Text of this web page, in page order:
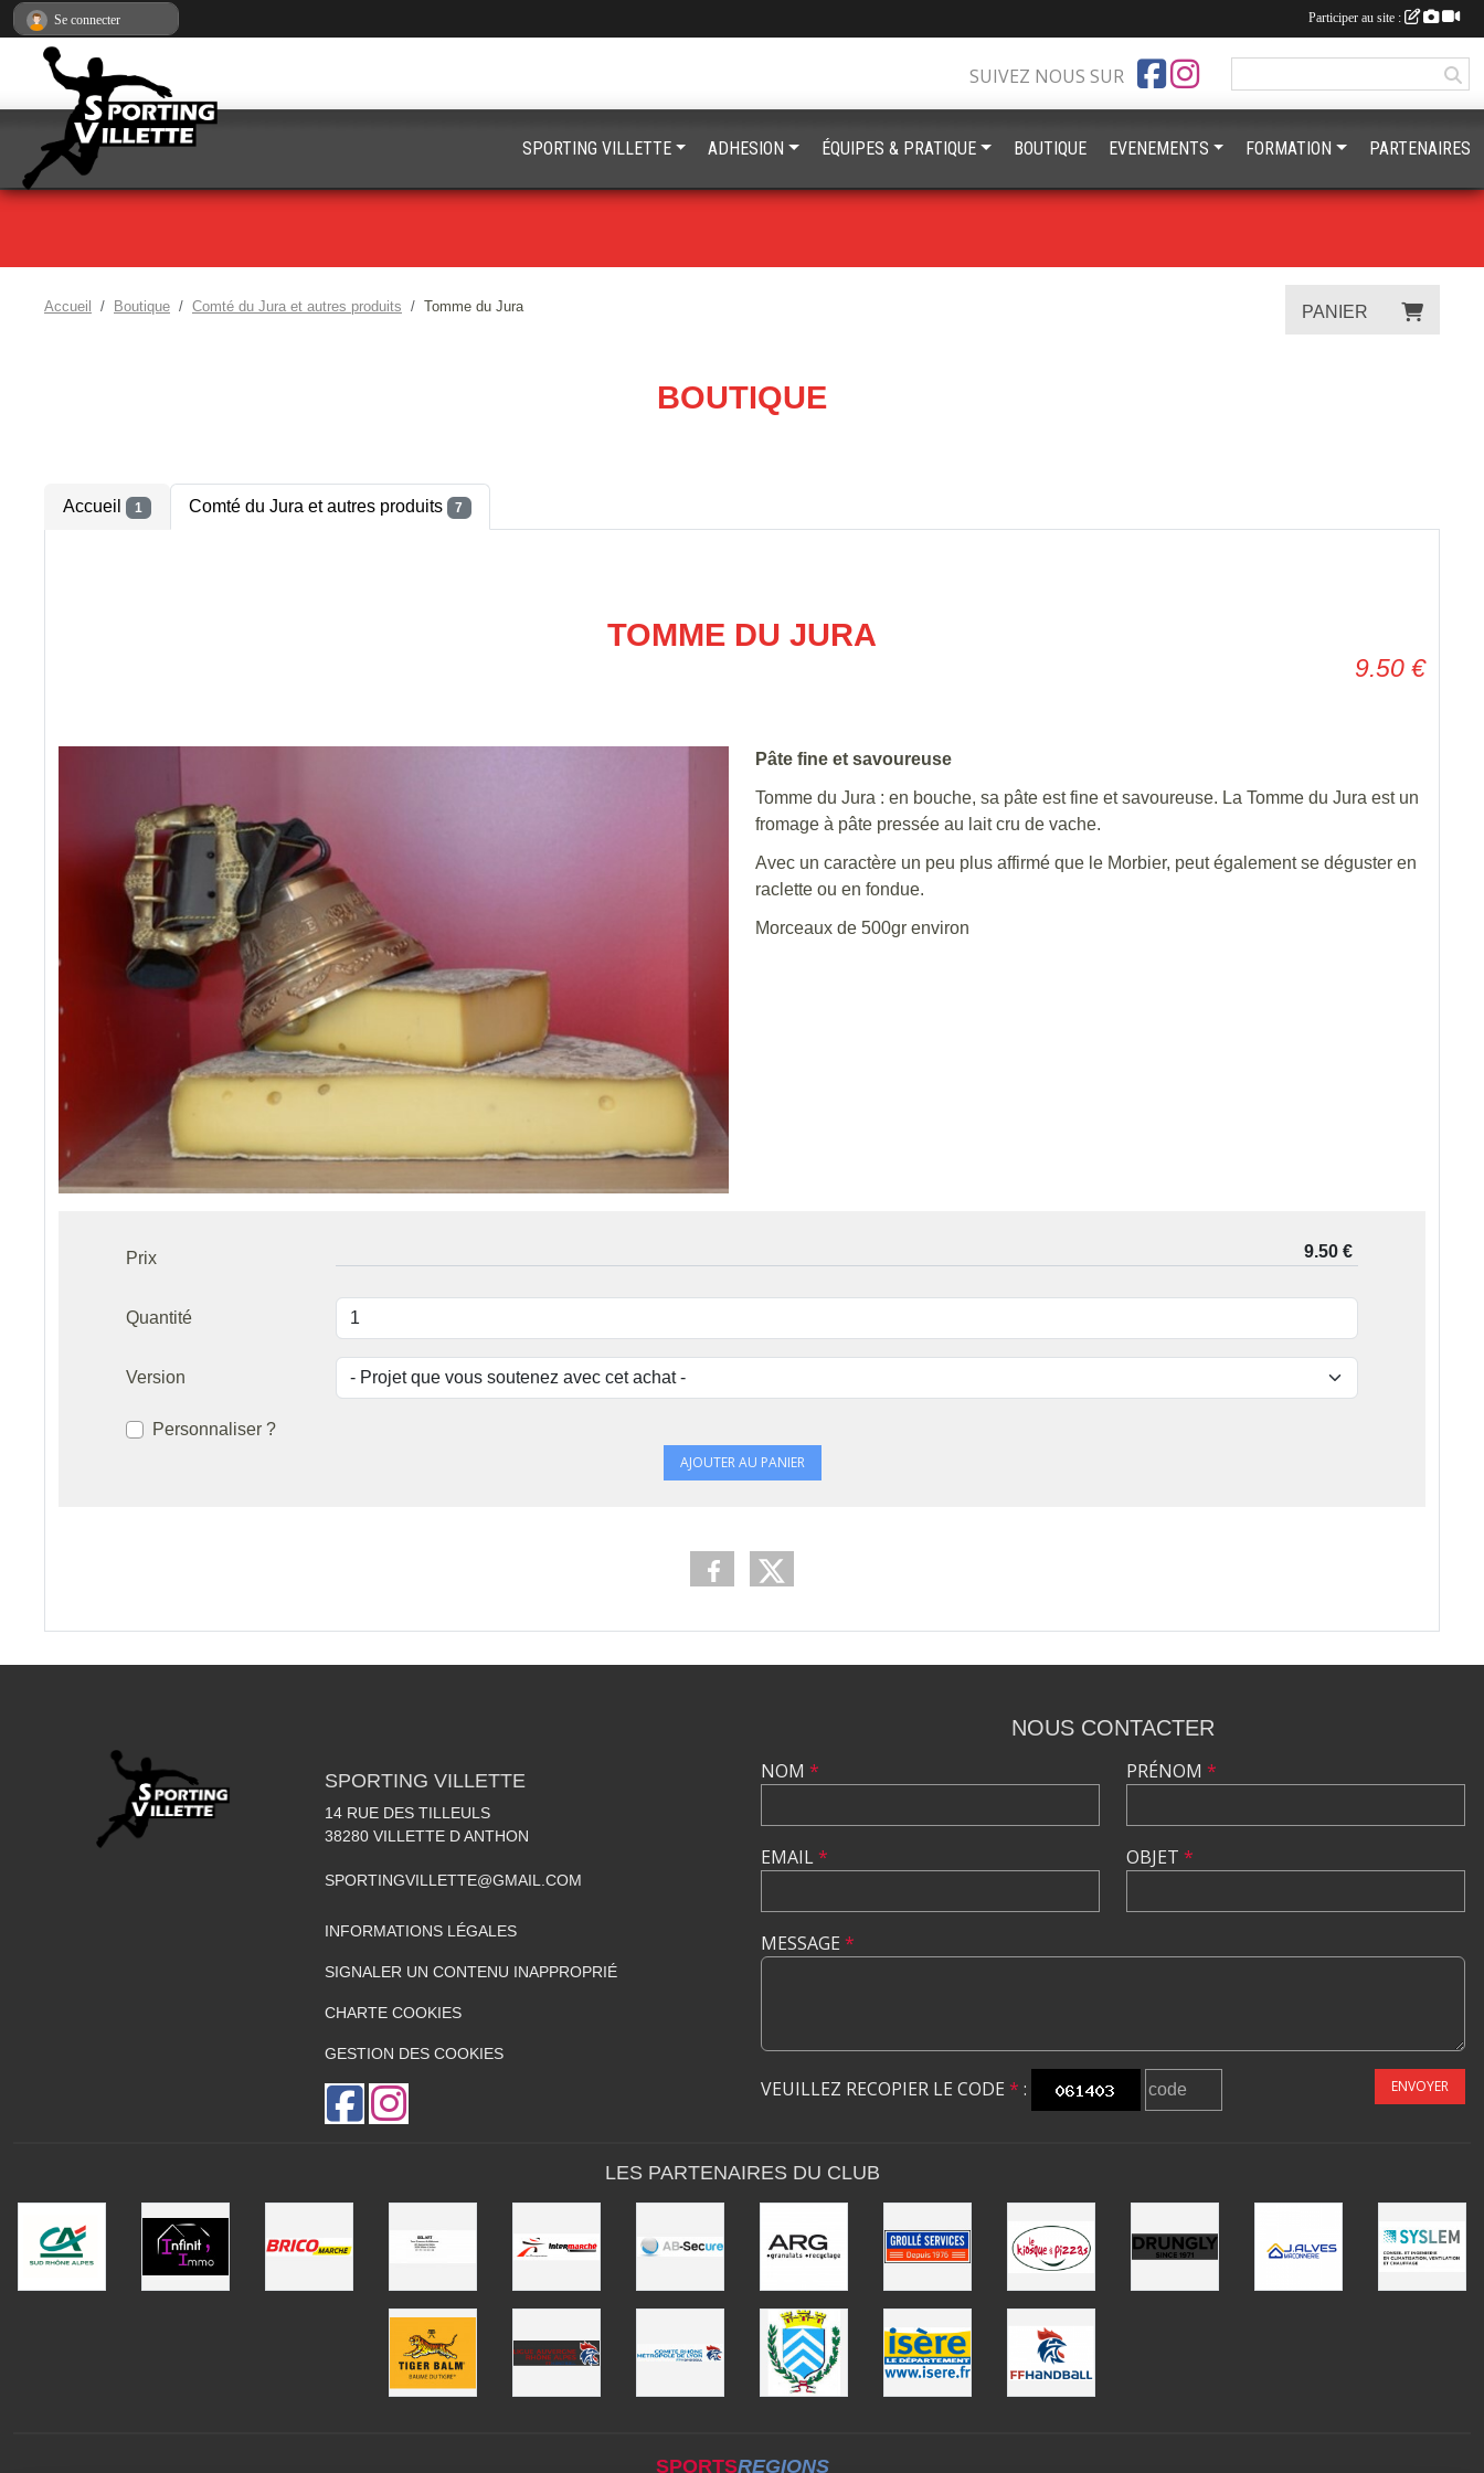
Accueil Boutique Comté du Jura et autres produits Tomme du Jura PANIER
BOUTIQUE
Accueil 1 Comté du Jura et autres produits 7
TOMME DU JURA
9.50 €
Pâte fine et savoureuse
Tomme du Jura : en bouche, sa pâte est fine et savoureuse. La Tomme du Jura est un
fromage à pâte pressée au lait cru de vache.
Avec un caractère un peu plus affirmé que le Morbier, peut également se déguster en
raclette ou en fondue.
Morceaux de 500gr environ
Prix
Quantité
Version
Personnaliser ?
AJOUTER AU PANIER
SUIVEZ NOUS SUR
SPORTING VILLETTE ADHESION ÉQUIPES & PRATIQUE BOUTIQUE EVENEMENTS FORMATION PARTENAIRES
SPORTING VILLETTE
14 RUE DES TILLEULS
38280 VILLETTE D ANTHON
SPORTINGVILLETTE@GMAIL.COM
INFORMATIONS LÉGALES
SIGNALER UN CONTENU INAPPROPRIÉ
CHARTE COOKIES
GESTION DES COOKIES
NOUS CONTACTER
NOM *
EMAIL*
PRÉNOM *
OBJET *
MESSAGE *
VEUILLEZ RECOPIER LE CODE * : ENVOYER
LES PARTENAIRES DU CLUB
SPORTSREGIONS
Se connecter Participer au site :
Panneau de gestion des cookies